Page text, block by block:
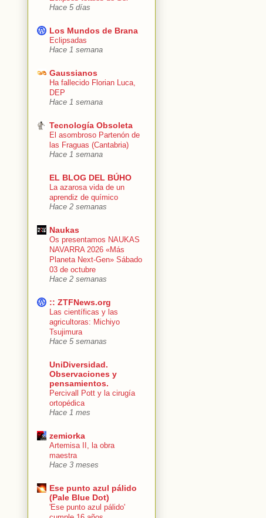
Hace 5 días
Los Mundos de Brana
Eclipsadas
Hace 1 semana
Gaussianos
Ha fallecido Florian Luca,
DEP
Hace 1 semana
Tecnología Obsoleta
El asombroso Partenón de
las Fraguas (Cantabria)
Hace 1 semana
EL BLOG DEL BÚHO
La azarosa vida de un
aprendiz de químico
Hace 2 semanas
Naukas
Os presentamos NAUKAS
NAVARRA 2026 «Más
Planeta Next-Gen» Sábado
03 de octubre
Hace 2 semanas
:: ZTFNews.org
Las científicas y las
agricultoras: Michiyo
Tsujimura
Hace 5 semanas
UniDiversidad.
Observaciones y
pensamientos.
Percivall Pott y la cirugía
ortopédica
Hace 1 mes
zemiorka
Artemisa II, la obra
maestra
Hace 3 meses
Ese punto azul pálido
(Pale Blue Dot)
'Ese punto azul pálido'